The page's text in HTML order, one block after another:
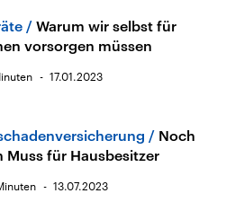
Warum wir selbst für
vorsorgen müssen
17.01.2023
Noch
Muss für Hausbesitzer
13.07.2023